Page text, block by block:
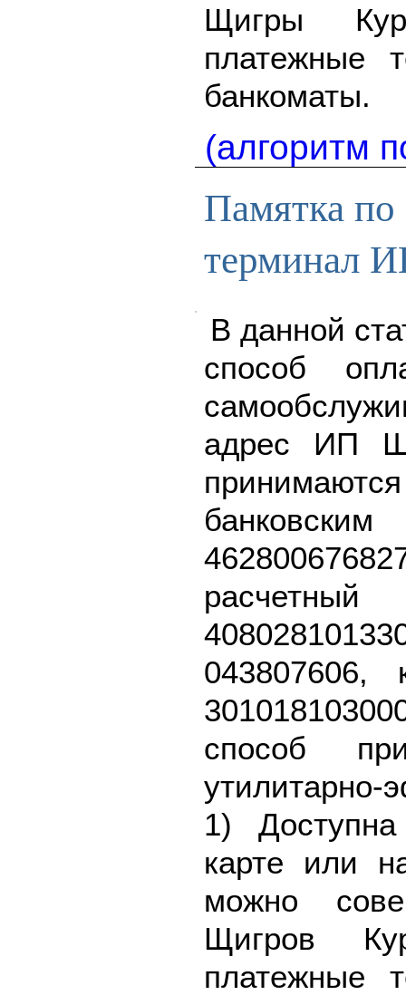
Щигры
платежные
банкоматы.
(алгоритм
Памятка по
терминал
В данной
способ
адрес ИП
043807606,
способ
1)
карте или
можно
Щигров
платежные